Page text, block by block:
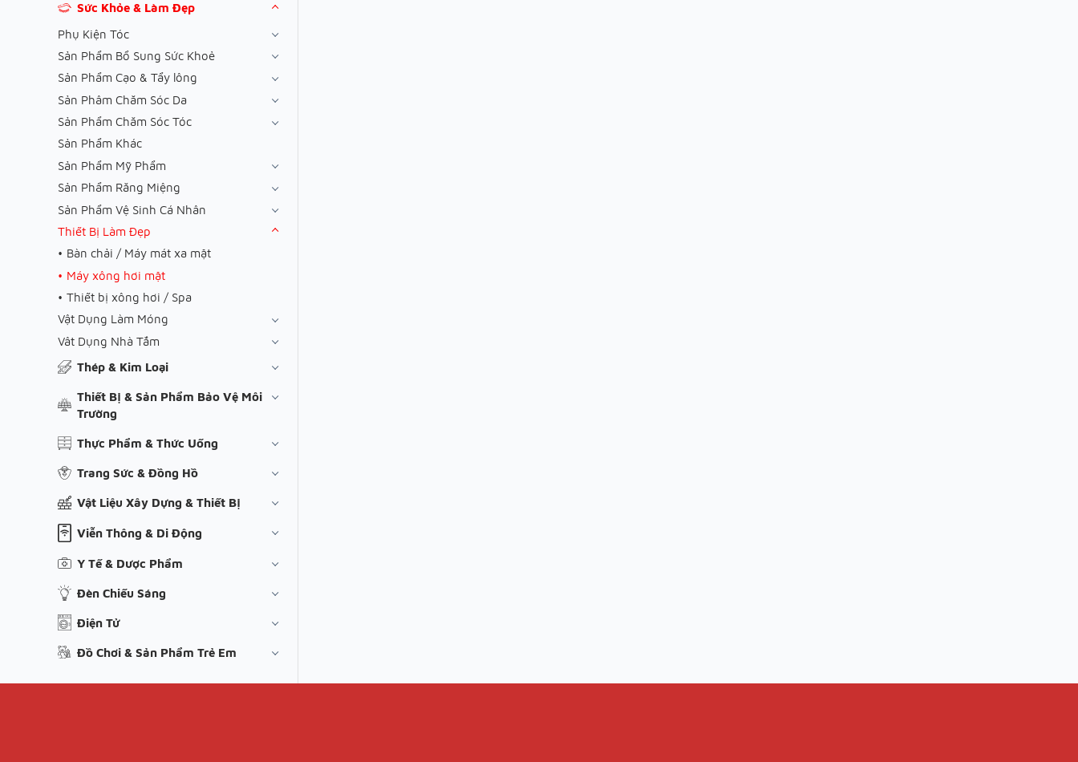
Sức Khỏe & Làm Đẹp
Phụ Kiện Tóc
Sản Phẩm Bổ Sung Sức Khoẻ
Sản Phẩm Cạo & Tẩy lông
Sản Phâm Chăm Sóc Da
Sản Phẩm Chăm Sóc Tóc
Sản Phẩm Khác
Sản Phẩm Mỹ Phẩm
Sản Phẩm Răng Miệng
Sản Phẩm Vệ Sinh Cá Nhân
Thiết Bị Làm Đẹp
Bàn chải / Máy mát xa mặt
Máy xông hơi mặt
Thiết bị xông hơi / Spa
Vật Dụng Làm Móng
Vât Dụng Nhà Tắm
Thép & Kim Loại
Thiết Bị & Sản Phẩm Bảo Vệ Môi
Trường
Thực Phẩm & Thức Uống
Trang Sức & Đồng Hồ
Vật Liệu Xây Dựng & Thiết Bị
Viễn Thông & Di Động
Y Tế & Dược Phẩm
Đèn Chiếu Sáng
Điện Tử
Đồ Chơi & Sản Phẩm Trẻ Em